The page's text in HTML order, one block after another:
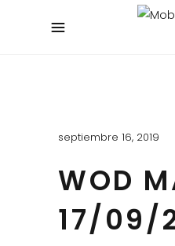
septiembre 16, 2019
WOD
17/09/